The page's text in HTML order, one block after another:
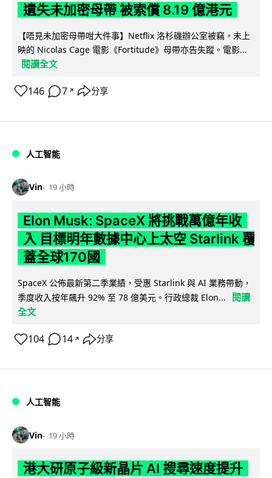
遺失未加密母帶 被索償 8.19 億港元
【唔見未加密母帶咁大件事】Netflix 洛杉磯辦公室被竊，未上
映的 Nicolas Cage 電影《Fortitude》母帶亦告失蹤。電影...
閱讀全文
146 7 ↗ 分享
人工智能
Vin 19 小時
Elon Musk: SpaceX 將挑戰萬億年收
入 目標明年數據中心上太空 Starlink 覆
蓋全球170國
SpaceX 公佈最新第二季業績，受惠 Starlink 與 AI 業務帶動，
季度收入按年飆升 92% 至 78 億美元。行政總裁 Elon...
閱讀
全文
104 14 ↗ 分享
人工智能
Vin 19 小時
港大研原子級新晶片 AI 搜尋速度提升